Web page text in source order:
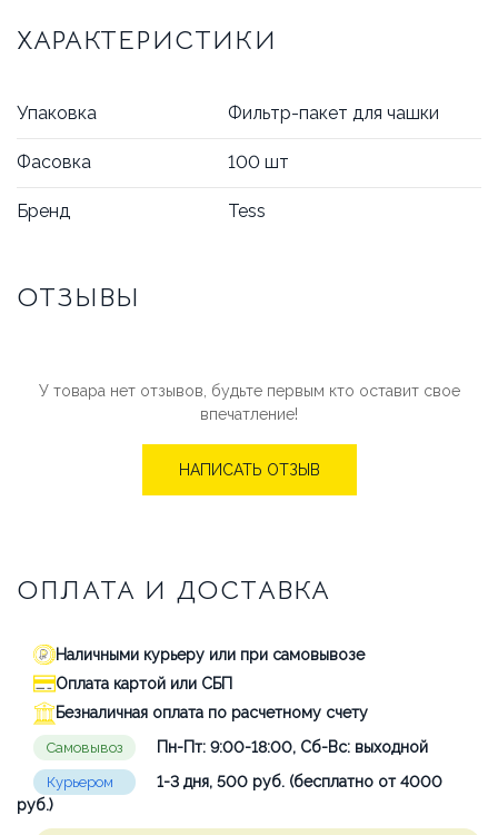
ХАРАКТЕРИСТИКИ
Упаковка Фильтр-пакет для чашки
Фасовка 100 шт
Бренд Tess
ОТЗЫВЫ
У товара нет отзывов, будьте первым кто оставит свое
впечатление!
НАПИСАТЬ ОТЗЫВ
ОПЛАТА И ДОСТАВКА
Наличными курьеру или при самовывозе
Оплата картой или СБП
Безналичная оплата по расчетному счету
Самовывоз Пн-Пт: 9:00-18:00, Сб-Вс: выходной
Курьером
1-3 дня, 500 руб. (бесплатно от 4000
руб.)